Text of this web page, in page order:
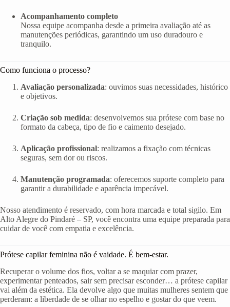
Acompanhamento completo
Nossa equipe acompanha desde a primeira avaliação até as
manutenções periódicas, garantindo um uso duradouro e
tranquilo.
Como funciona o processo?
Avaliação personalizada: ouvimos suas necessidades, histórico
e objetivos.
Criação sob medida: desenvolvemos sua prótese com base no
formato da cabeça, tipo de fio e caimento desejado.
Aplicação profissional: realizamos a fixação com técnicas
seguras, sem dor ou riscos.
Manutenção programada: oferecemos suporte completo para
garantir a durabilidade e aparência impecável.
Nosso atendimento é reservado, com hora marcada e total sigilo. Em
Alto Alegre do Pindaré – SP, você encontra uma equipe preparada para
cuidar de você com empatia e excelência.
Prótese capilar feminina não é vaidade. É bem-estar.
Recuperar o volume dos fios, voltar a se maquiar com prazer,
experimentar penteados, sair sem precisar esconder… a prótese capilar
vai além da estética. Ela devolve algo que muitas mulheres sentem que
perderam: a liberdade de se olhar no espelho e gostar do que veem.